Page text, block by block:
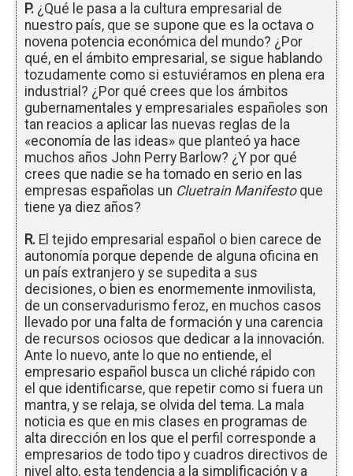
P. ¿Qué le pasa a la cultura empresarial de
nuestro país, que se supone que es la octava o
novena potencia económica del mundo? ¿Por
qué, en el ámbito empresarial, se sigue hablando
tozudamente como si estuviéramos en plena era
industrial? ¿Por qué crees que los ámbitos
gubernamentales y empresariales españoles son
tan reacios a aplicar las nuevas reglas de la
«economía de las ideas» que planteó ya hace
muchos años John Perry Barlow? ¿Y por qué
crees que nadie se ha tomado en serio en las
empresas españolas un Cluetrain Manifestoque
tiene ya diez años?
R. El tejido empresarial español o bien carece de
autonomía porque depende de alguna oficina en
un país extranjero y se supedita a sus
decisiones, o bien es enormemente inmovilista,
de un conservadurismo feroz, en muchos casos
llevado por una falta de formación y una carencia
de recursos ociosos que dedicar a la innovación.
Ante lo nuevo, ante lo que no entiende, el
empresario español busca un cliché rápido con
el que identificarse, que repetir como si fuera un
mantra, y se relaja, se olvida del tema. La mala
noticia es que en mis clases en programas de
alta dirección en los que el perfil corresponde a
empresarios de todo tipo y cuadros directivos de
nivel alto, esta tendencia a la simplificación y a